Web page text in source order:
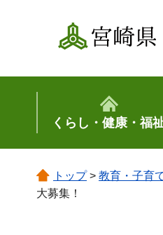
宮崎県
くらし・健康・福
トップ> 教育・子育
大募集！